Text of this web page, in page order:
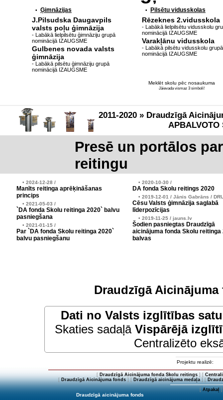
• Ģimnāzijas
J.Pilsudska Daugavpils
valsts poļu ģimnāzija
- Labākā lielpilsētu ģimnāziju grupā
nominācijā IZAUGSME
Gulbenes novada valsts
ģimnāzija
- Labākā pilsētu ģimnāziju grupā
nominācijā IZAUGSME
• Pilsētu vidusskolas
Rēzeknes 2.vidusskola
- Labākā lielpilsētu vidusskolu
nominācijā IZAUGSME
Varakļānu vidusskola
- Labākā pilsētu vidusskolu grupā
nominācijā IZAUGSME
Meklēt skolu pēc nosaukuma
Jāievada vismaz 3 simboli!
2011-2020 » Draudzīgā
APBALVOTO
Presē un portālos
reitingu
• 2024-12-28 /
Manīts reitinga aprēķināšanas
princips
• 2021-05-03 /
`DA fonda Skolu reitinga 2020` balvu
pasniegšana
• 2021-01-15 /
Par `DA fonda Skolu reitinga 2020`
balvu pasniegšanu
• 2020-10-30 /
DA fonda Skolu reitings 2020
• 2019-12-01 / Jānis Gabrāns /
Cēsu Valsts ģimnāzija saglabā
līderpozīcijas
• 2019-11-25 / jauns.lv
Šodien pasniegtas Draudzīgā
aicinājuma fonda Skolu reitinga
balvas
Draudzīgā
Dati no Valsts izglītības
Skaties sadaļā Vispārējā
Centralizēto
Projektu realizē:
[ Draudzīgā Aicinājuma fonda Skolu reitings] [
[Draudzīgā Aicinājuma fonds] [Draudzīgā aicinājuma medaļa] [
[Atpakaļ]
Draudzīgā aicinājuma fonds